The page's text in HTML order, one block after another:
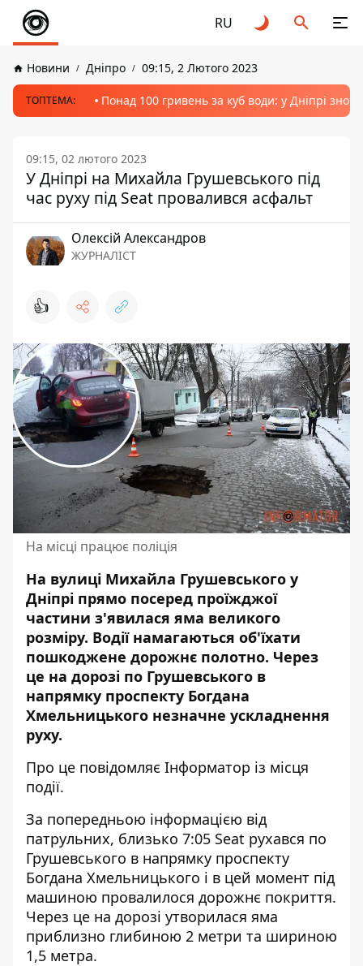
RU
Новини Дніпро 09:15, 2 Лютого 2023
ТОПТЕМА: Понад 100 гривень за куб води: у Дніпрі
09:15, 02 лютого 2023
У Дніпрі на Михайла Грушевського під
час руху під Seat провалився асфальт
Олексій Александров
ЖУРНАЛІСТ
👍
На місці працює поліція
На вулиці Михайла Грушевського у
Дніпрі прямо посеред проїжджої
частини з'явилася яма великого
розміру. Водії намагаються об'їхати
пошкоджене дорожнє полотно. Через
це на дорозі по Грушевського в
напрямку проспекту Богдана
Хмельницького незначне ускладнення
руху.
Про це повідомляє Інформатор із місця
події.
За попередньою інформацією від
патрульних, близько 7:05 Seat рухався по
Грушевського в напрямку проспекту
Богдана Хмельницького і в цей момент під
машиною провалилося дорожнє покриття.
Через це на дорозі утворилася яма
приблизно глибиною 2 метри та шириною
1,5 метра.